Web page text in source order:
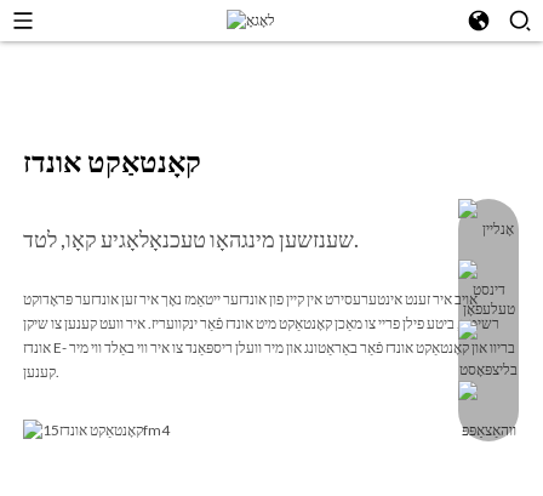
קאָנטאַקט אונדז
שענזשען מינגהאָו טעכנאָלאָגיע קאָו, לטד.
אויב איר זענט אינטערעסירט אין קיין פון אונדזער ייטאַמז נאָך איר זען אונדזער פּראָדוקט
רשימה, ביטע פילן פריי צו מאַכן קאָנטאַקט מיט אונדז פֿאַר ינקוועריז. איר וועט קענען צו שיקן
אונדז E- בריוו און קאָנטאַקט אונדז פֿאַר באַראַטונג און מיר וועלן ריספּאַנד צו איר ווי באַלד ווי מיר
קענען.